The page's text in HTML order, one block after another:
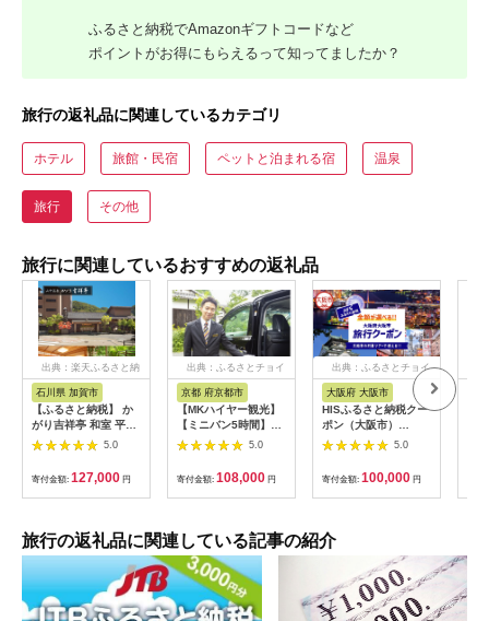
ふるさと納税でAmazonギフトコードなど
ポイントがお得にもらえるって知ってましたか？
旅行の返礼品に関連しているカテゴリ
ホテル 旅館・民宿 ペットと泊まれる宿 温泉
旅行 その他
旅行に関連しているおすすめの返礼品
出典：楽天ふるさと納
石川県 加賀市
【ふるさと納税】 か
がり吉祥亭 和室 平日
限定 ペア宿泊券 1泊2
食付 2名 ペア 食事付
温泉 宿泊券 旅行 トラ
ベル 宿泊 宿泊施設 宿
レジャー F6P-0991
5.0
寄付金額: 127,000 円
出典：ふるさとチョイ
京都 府京都市
【MKハイヤー観光】
【ミニバン5時間】ド
ライバーとめぐるとっ
ておきの京都観光（3
／21-6／20・10／1-
11／30）
5.0
寄付金額: 108,000 円
出典：ふるさとチョイ
大阪府 大阪市
HISふるさと納税クー
ポン（大阪市）
30,000円分_OS039-
5.0
寄付金額: 100,000 円
旅行の返礼品に関連している記事の紹介